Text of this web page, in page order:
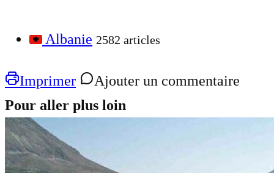
Albanie 2582 articles
Imprimer
Ajouter un commentaire
Pour aller plus loin